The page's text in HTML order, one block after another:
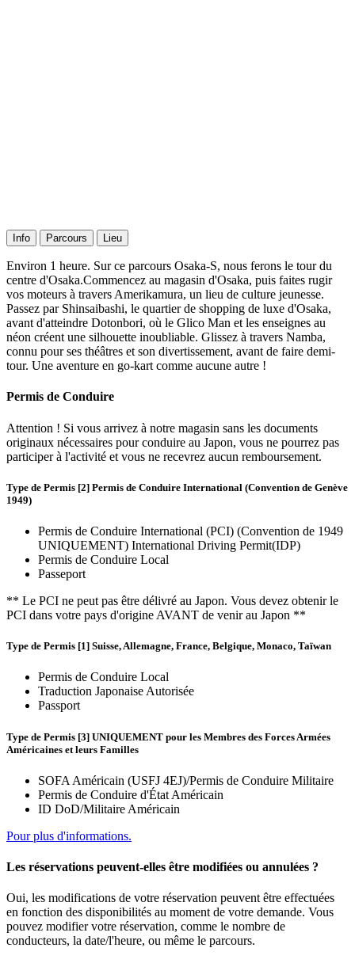
Info Parcours Lieu
Environ 1 heure. Sur ce parcours Osaka-S, nous ferons le tour du
centre d'Osaka.Commencez au magasin d'Osaka, puis faites rugir
vos moteurs à travers Amerikamura, un lieu de culture jeunesse.
Passez par Shinsaibashi, le quartier de shopping de luxe d'Osaka,
avant d'atteindre Dotonbori, où le Glico Man et les enseignes au
néon créent une silhouette inoubliable. Glissez à travers Namba,
connu pour ses théâtres et son divertissement, avant de faire demi-
tour. Une aventure en go-kart comme aucune autre !
Permis de Conduire
Attention ! Si vous arrivez à notre magasin sans les documents
originaux nécessaires pour conduire au Japon, vous ne pourrez pas
participer à l'activité et vous ne recevrez aucun remboursement.
Type de Permis [2] Permis de Conduire International (Convention de Genève
1949)
Permis de Conduire International (PCI) (Convention de 1949
UNIQUEMENT) International Driving Permit(IDP)
Permis de Conduire Local
Passeport
** Le PCI ne peut pas être délivré au Japon. Vous devez obtenir le
PCI dans votre pays d'origine AVANT de venir au Japon **
Type de Permis [1] Suisse, Allemagne, France, Belgique, Monaco, Taïwan
Permis de Conduire Local
Traduction Japonaise Autorisée
Passport
Type de Permis [3] UNIQUEMENT pour les Membres des Forces Armées
Américaines et leurs Familles
SOFA Américain (USFJ 4EJ)/Permis de Conduire Militaire
Permis de Conduire d'État Américain
ID DoD/Militaire Américain
Pour plus d'informations.
Les réservations peuvent-elles être modifiées ou annulées ?
Oui, les modifications de votre réservation peuvent être effectuées
en fonction des disponibilités au moment de votre demande. Vous
pouvez modifier votre réservation, comme le nombre de
conducteurs, la date/l'heure, ou même le parcours.